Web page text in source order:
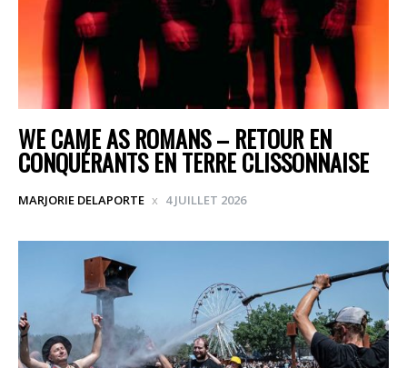
WE CAME AS ROMANS – RETOUR EN
CONQUÉRANTS EN TERRE CLISSONNAISE
MARJORIE DELAPORTE 4 JUILLET 2026